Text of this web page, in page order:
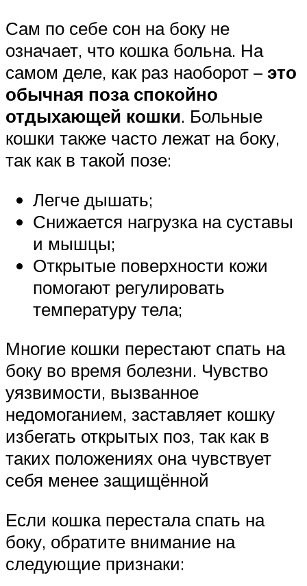
Сам по себе сон на боку не
означает, что кошка больна. На
самом деле, как раз наоборот – это
обычная поза спокойно
отдыхающей кошки. Больные
кошки также часто лежат на боку,
так как в такой позе:
Легче дышать;
Снижается нагрузка на суставы
и мышцы;
Открытые поверхности кожи
помогают регулировать
температуру тела;
Многие кошки перестают спать на
боку во время болезни. Чувство
уязвимости, вызванное
недомоганием, заставляет кошку
избегать открытых поз, так как в
таких положениях она чувствует
себя менее защищённой
Если кошка перестала спать на
боку, обратите внимание на
следующие признаки: